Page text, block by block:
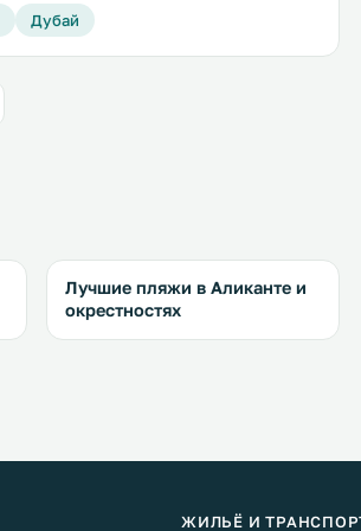
Дубай
Лучшие пляжи в Аликанте и
окрестностях
ЖИЛЬЁ И